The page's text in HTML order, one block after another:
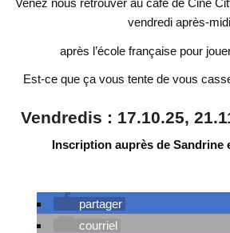
Venez nous retrouver au café de Cine
vendredi après-midi
après l’école française pour
Est-ce que ça vous tente de vous
Vendredis : 17.10.25,
Inscription auprès de Sandrine
partager
courriel